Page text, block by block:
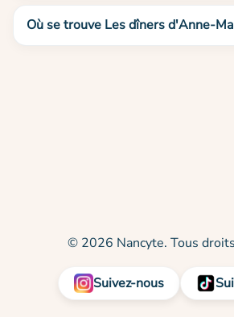
Où se trouve Les dîners d'Anne-
© 2026 Nancyte. Tous
Suivez-nous